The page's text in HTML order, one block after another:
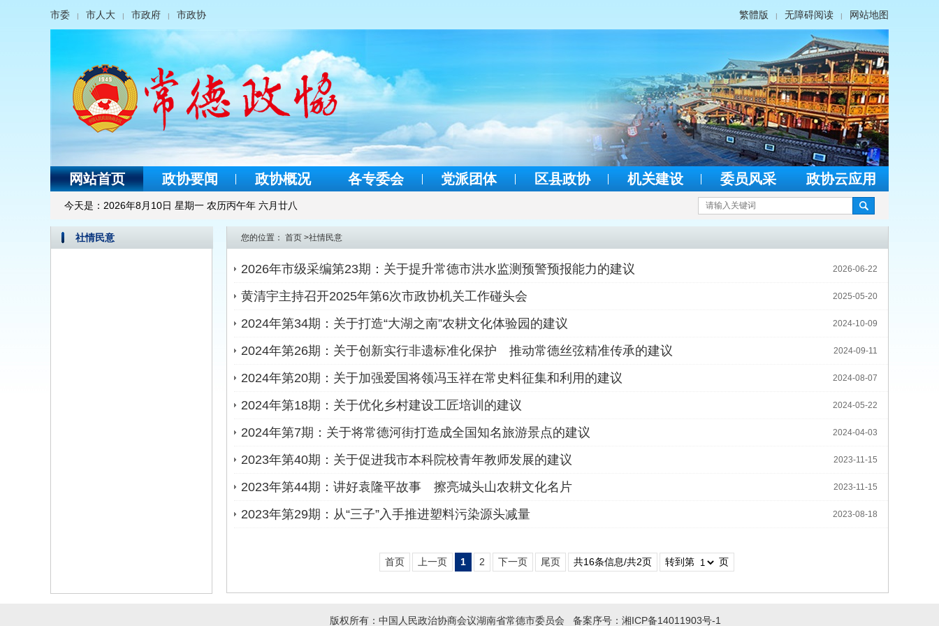
市委 | 市人大 | 市政府 | 市政协 繁體版 | 无障碍阅读 | 网站地图
网站首页 政协要闻 政协概况 各专委会 党派团体 区县政协 机关建设 委员风采 政协云应用
今天是： 2026年8月10日 星期一 农历丙午年 六月廿八
社情民意 您的位置： 首页 >社情民意
2026-06-22
2026年市级采编第23期：关于提升常德市洪水监测预警预报能力的建议
2025-05-20
黄清宇主持召开2025年第6次市政协机关工作碰头会
2024-10-09
2024年第34期：关于打造“大湖之南”农耕文化体验园的建议
2024-09-11
2024年第26期：关于创新实行非遗标准化保护 推动常德丝弦精准传承的建议
2024-08-07
2024年第20期：关于加强爱国将领冯玉祥在常史料征集和利用的建议
2024-05-22
2024年第18期：关于优化乡村建设工匠培训的建议
2024-04-03
2024年第7期：关于将常德河街打造成全国知名旅游景点的建议
2023-11-15
2023年第40期：关于促进我市本科院校青年教师发展的建议
2023-11-15
2023年第44期：讲好袁隆平故事 擦亮城头山农耕文化名片
2023-08-18
2023年第29期：从“三子”入手推进塑料污染源头减量
首页 上一页 1 2 下一页 尾页 共16条信息/共2页 转到第 页
版权所有：中国人民政治协商会议湖南省常德市委员会 备案序号： 湘ICP备14011903号-1